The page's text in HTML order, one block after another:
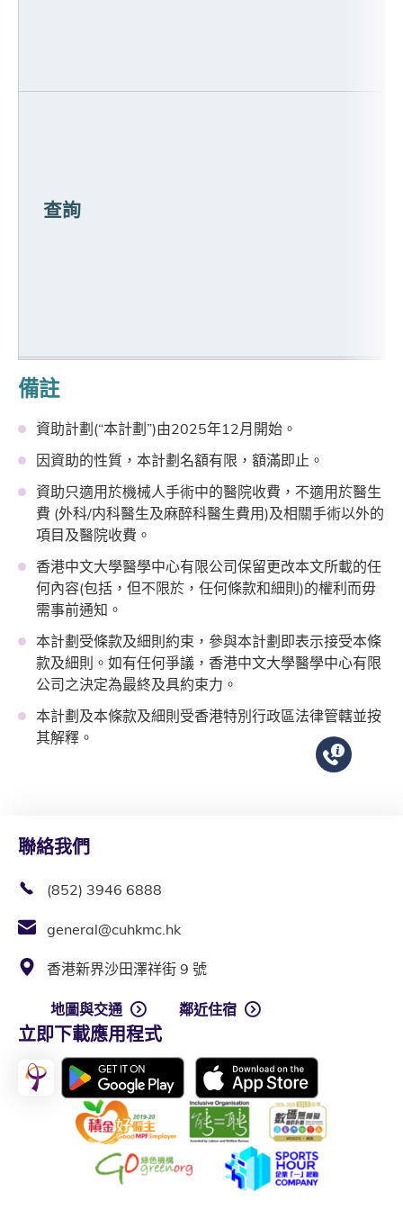
查詢
備註
資助計劃(“本計劃”)由2025年12月開始。
因資助的性質，本計劃名額有限，額滿即止。
資助只適用於機械人手術中的醫院收費，不適用於醫生
費 (外科/内科醫生及麻醉科醫生費用)及相關手術以外的
項目及醫院收費。
香港中文大學醫學中心有限公司保留更改本文所載的任
何內容(包括，但不限於，任何條款和細則)的權利而毋
需事前通知。
本計劃受條款及細則約束，參與本計劃即表示接受本條
款及細則。如有任何爭議，香港中文大學醫學中心有限
公司之決定為最終及具約束力。
本計劃及本條款及細則受香港特別行政區法律管轄並按
其解釋。
聯絡我們
(852) 3946 6888
general@cuhkmc.hk
香港新界沙田澤祥街 9 號
地圖與交通 鄰近住宿
立即下載應用程式